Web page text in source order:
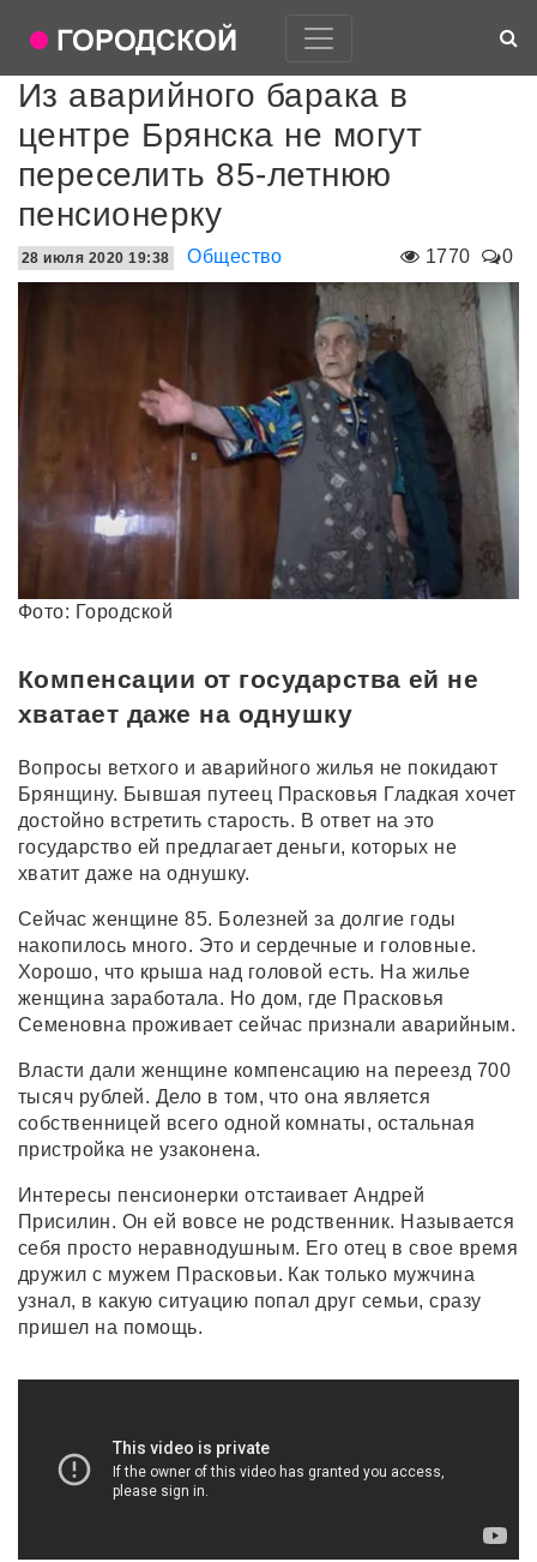
Из аварийного барака в
центре Брянска не могут
переселить 85-летнюю
пенсионерку
1770 0
28 июля 2020 19:38 Общество
Фото: Городской
Компенсации от государства ей не
хватает даже на однушку
Вопросы ветхого и аварийного жилья не покидают
Брянщину. Бывшая путеец Прасковья Гладкая хочет
достойно встретить старость. В ответ на это
государство ей предлагает деньги, которых не
хватит даже на однушку.
Сейчас женщине 85. Болезней за долгие годы
накопилось много. Это и сердечные и головные.
Хорошо, что крыша над головой есть. На жилье
женщина заработала. Но дом, где Прасковья
Семеновна проживает сейчас признали аварийным.
Власти дали женщине компенсацию на переезд 700
тысяч рублей. Дело в том, что она является
собственницей всего одной комнаты, остальная
пристройка не узаконена.
Интересы пенсионерки отстаивает Андрей
Присилин. Он ей вовсе не родственник. Называется
себя просто неравнодушным. Его отец в свое время
дружил с мужем Прасковьи. Как только мужчина
узнал, в какую ситуацию попал друг семьи, сразу
пришел на помощь.